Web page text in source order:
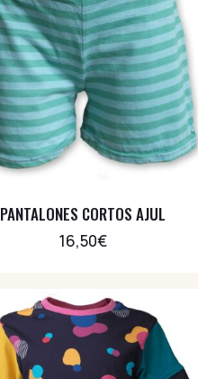
PANTALONES CORTOS AJUL
16,50€